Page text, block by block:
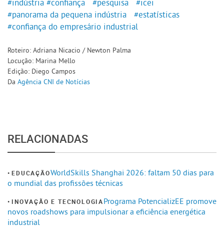
#indústria #confiança #pesquisa
#icei
#panorama da pequena indústria
#estatísticas
#confiança do empresário industrial
Roteiro: Adriana Nicacio / Newton Palma
Locução: Marina Mello
Edição: Diego Campos
Da Agência CNI de Notícias
RELACIONADAS
EDUCAÇÃOWorldSkills Shanghai 2026: faltam 50 dias para
o mundial das profissões técnicas
INOVAÇÃO E TECNOLOGIAPrograma PotencializEE promove
novos roadshows para impulsionar a eficiência energética
industrial